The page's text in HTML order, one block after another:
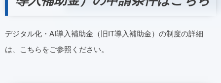
デジタル化・AI導入補助金（旧IT導入補助金）の制度の詳細
は、こちらをご参照ください。